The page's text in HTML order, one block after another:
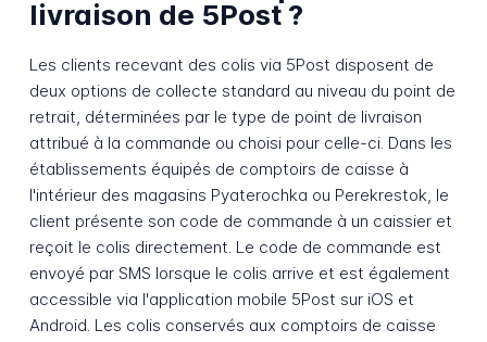
livraison de 5Post ?
Les clients recevant des colis via 5Post disposent de
deux options de collecte standard au niveau du point de
retrait, déterminées par le type de point de livraison
attribué à la commande ou choisi pour celle-ci. Dans les
établissements équipés de comptoirs de caisse à
l'intérieur des magasins Pyaterochka ou Perekrestok, le
client présente son code de commande à un caissier et
reçoit le colis directement. Le code de commande est
envoyé par SMS lorsque le colis arrive et est également
accessible via l'application mobile 5Post sur iOS et
Android. Les colis conservés aux comptoirs de caisse